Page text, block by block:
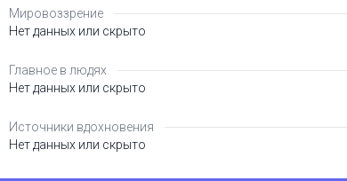
Мировоззрение
Нет данных или скрыто
Главное в людях
Нет данных или скрыто
Источники вдохновения
Нет данных или скрыто